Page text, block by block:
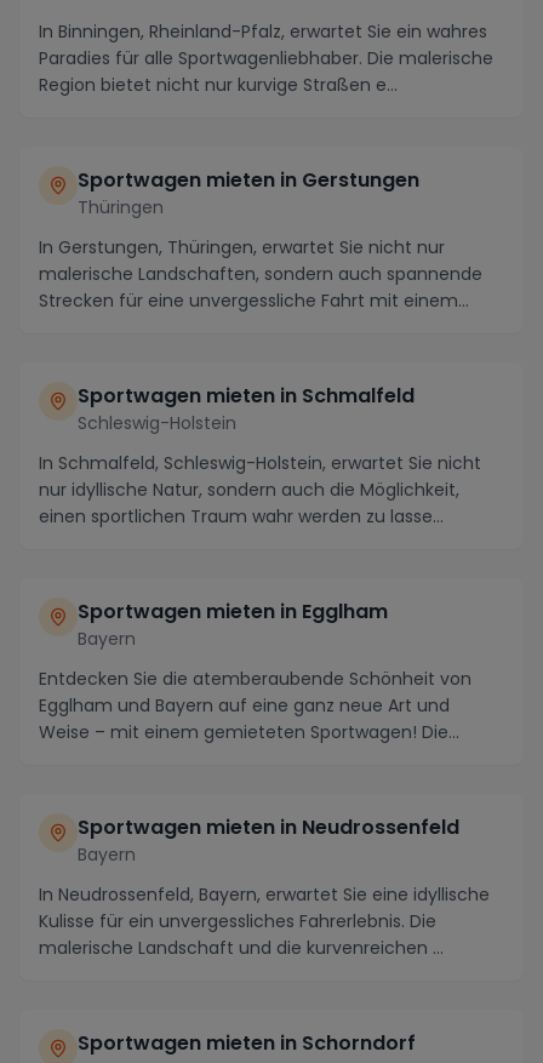
In Binningen, Rheinland-Pfalz, erwartet Sie ein wahres
Paradies für alle Sportwagenliebhaber. Die malerische
Region bietet nicht nur kurvige Straßen e...
Sportwagen mieten in Gerstungen
Thüringen
In Gerstungen, Thüringen, erwartet Sie nicht nur
malerische Landschaften, sondern auch spannende
Strecken für eine unvergessliche Fahrt mit einem
Sportwagen mieten in Schmalfeld
Schleswig-Holstein
In Schmalfeld, Schleswig-Holstein, erwartet Sie nicht
nur idyllische Natur, sondern auch die Möglichkeit,
einen sportlichen Traum wahr werden zu lasse...
Sportwagen mieten in Egglham
Bayern
Entdecken Sie die atemberaubende Schönheit von
Egglham und Bayern auf eine ganz neue Art und
Weise – mit einem gemieteten Sportwagen! Die
Sportwagen mieten in Neudrossenfeld
Bayern
In Neudrossenfeld, Bayern, erwartet Sie eine idyllische
Kulisse für ein unvergessliches Fahrerlebnis. Die
malerische Landschaft und die kurvenreichen ...
Sportwagen mieten in Schorndorf